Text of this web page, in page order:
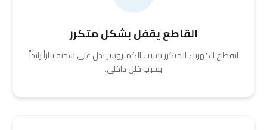
القاطع يقفل بشكل متكرر
انقطاع الكهرباء المتكرر بسبب الكمبروسر يدل على سحبه تياراً زائداً
بسبب خلل داخلي.